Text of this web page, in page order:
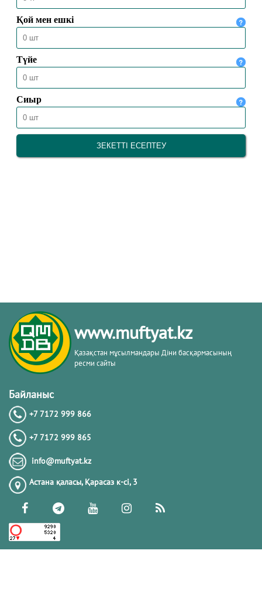
www.muftyat.kz
Қазақстан мұсылмандары Діни басқармасының
ресми сайты
Байланыс
+7 7172 999 866
+7 7172 999 865
info@muftyat.kz
Астана қаласы, Қарасаз к-сi, 3